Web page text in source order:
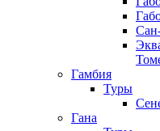
Гамбия
Туры
Гана